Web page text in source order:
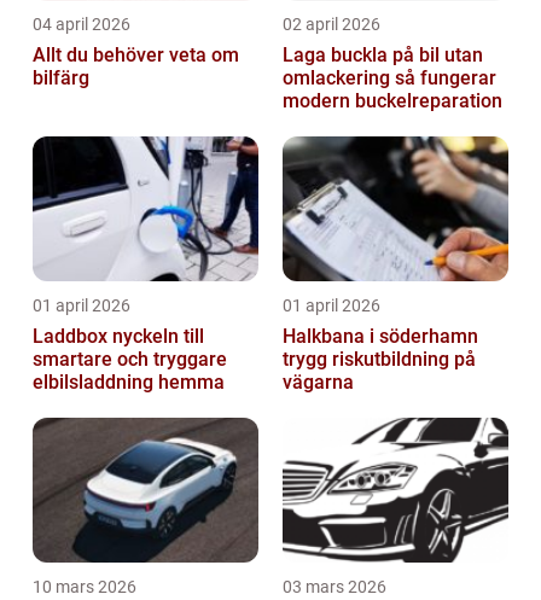
04 april 2026
Allt du behöver veta om
bilfärg
02 april 2026
Laga buckla på bil utan
omlackering så fungerar
modern buckelreparation
01 april 2026
Laddbox nyckeln till
smartare och tryggare
elbilsladdning hemma
01 april 2026
Halkbana i söderhamn
trygg riskutbildning på
vägarna
10 mars 2026 03 mars 2026